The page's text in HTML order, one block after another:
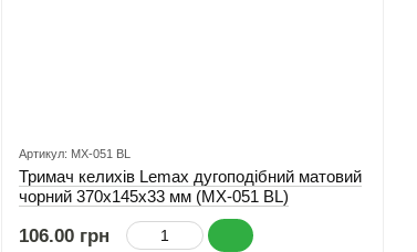
Артикул: MX-051 BL
Тримач келихів Lemax дугоподібний матовий
чорний 370х145х33 мм (MX-051 BL)
106.00 грн